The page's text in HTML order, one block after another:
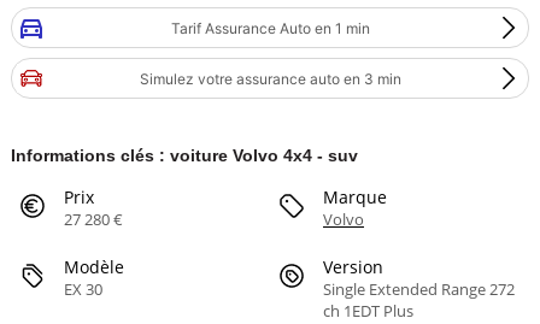
Tarif Assurance Auto en 1 min
Simulez votre assurance auto en 3 min
Informations clés : voiture Volvo 4x4 - suv
Prix
27 280 €
Marque
Volvo
Modèle
EX 30
Version
Single Extended Range 272
ch 1EDT Plus